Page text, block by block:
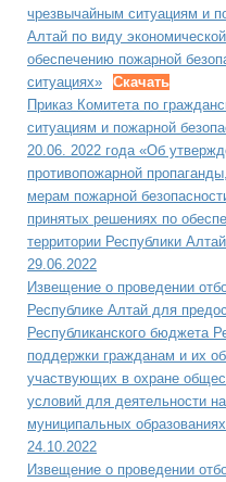
чрезвычайным ситуациям и
Алтай по виду
обеспечению пожарной
ситуациях»
Скачать
Приказ Комитета по
ситуациям и пожарной
20.06. 2022 года «Об
противопожарной
мерам пожарной
принятых решениях по
территории Республики
29.06.2022
Извещение о проведении
Республике Алтай для
Республиканского бюджета
поддержки гражданам и их
участвующих в охране
условий для деятельности
муниципальных
24.10.2022
Извещение о проведении